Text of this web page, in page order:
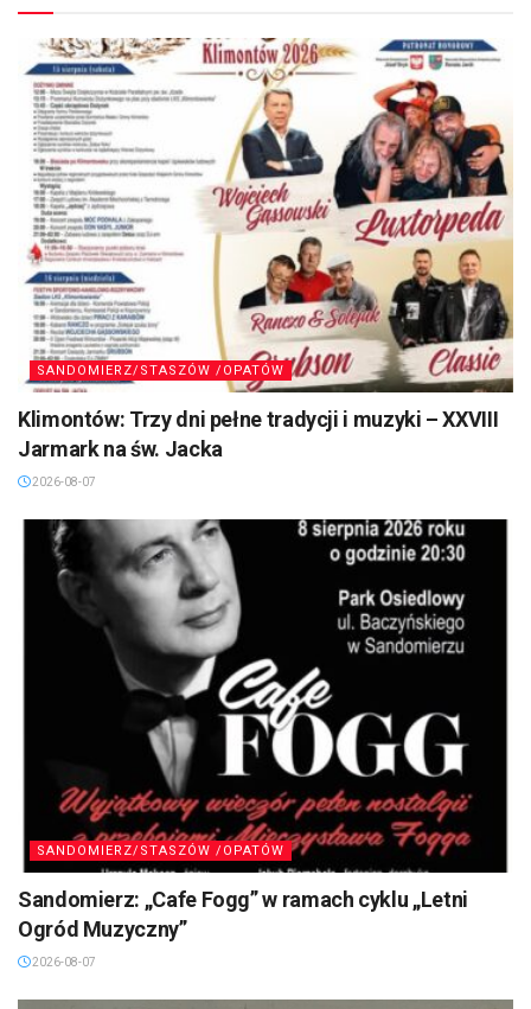
SANDOMIERZ/STASZÓW /OPATÓW
Klimontów: Trzy dni pełne tradycji i muzyki – XXVIII
Jarmark na św. Jacka
2026-08-07
SANDOMIERZ/STASZÓW /OPATÓW
Sandomierz: „Cafe Fogg” w ramach cyklu „Letni
Ogród Muzyczny”
2026-08-07